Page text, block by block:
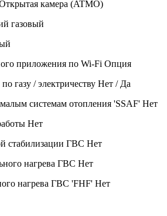
камера (ATMO)
газовый
приложения по Wi-Fi Опция
газу / электричеству Нет / Да
системам отопления 'SSAF' Нет
Нет
стабилизации ГВС Нет
нагрева ГВС Нет
нагрева ГВС 'FHF' Нет